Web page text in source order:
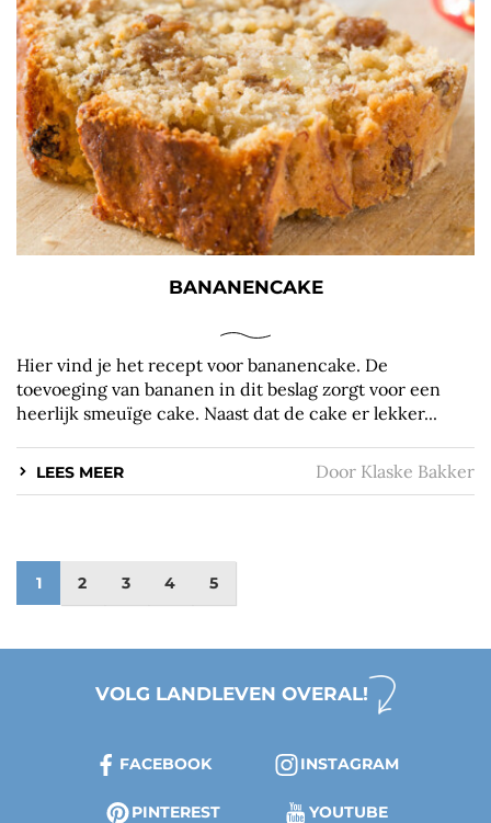
BANANENCAKE
Hier vind je het recept voor bananencake. De
toevoeging van bananen in dit beslag zorgt voor een
heerlijk smeuïge cake. Naast dat de cake er lekker...
LEES MEER Door Klaske Bakker
1 2 3 4 5
VOLG LANDLEVEN OVERAL!
FACEBOOK INSTAGRAM
PINTEREST YOUTUBE